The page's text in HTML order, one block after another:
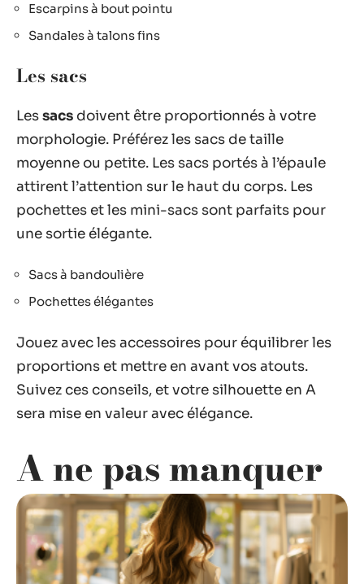
Escarpins à bout pointu
Sandales à talons fins
Les sacs
Lessacs doivent être proportionnés à votre
morphologie. Préférez les sacs de taille
moyenne ou petite. Les sacs portés à l’épaule
attirent l’attention sur le haut du corps. Les
pochettes et les mini-sacs sont parfaits pour
une sortie élégante.
Sacs à bandoulière
Pochettes élégantes
Jouez avec les accessoires pour équilibrer les
proportions et mettre en avant vos atouts.
Suivez ces conseils, et votre silhouette en A
sera mise en valeur avec élégance.
A ne pas manquer